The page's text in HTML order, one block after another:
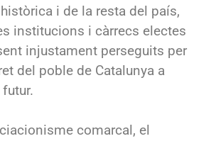
i de la resta del país,
institucions i càrrecs electes
injustament perseguits per
del poble de Catalunya a
comarcal, el